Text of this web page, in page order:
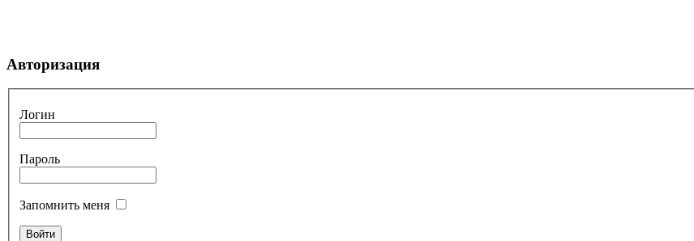
Авторизация
Логин
Пароль
Запомнить меня